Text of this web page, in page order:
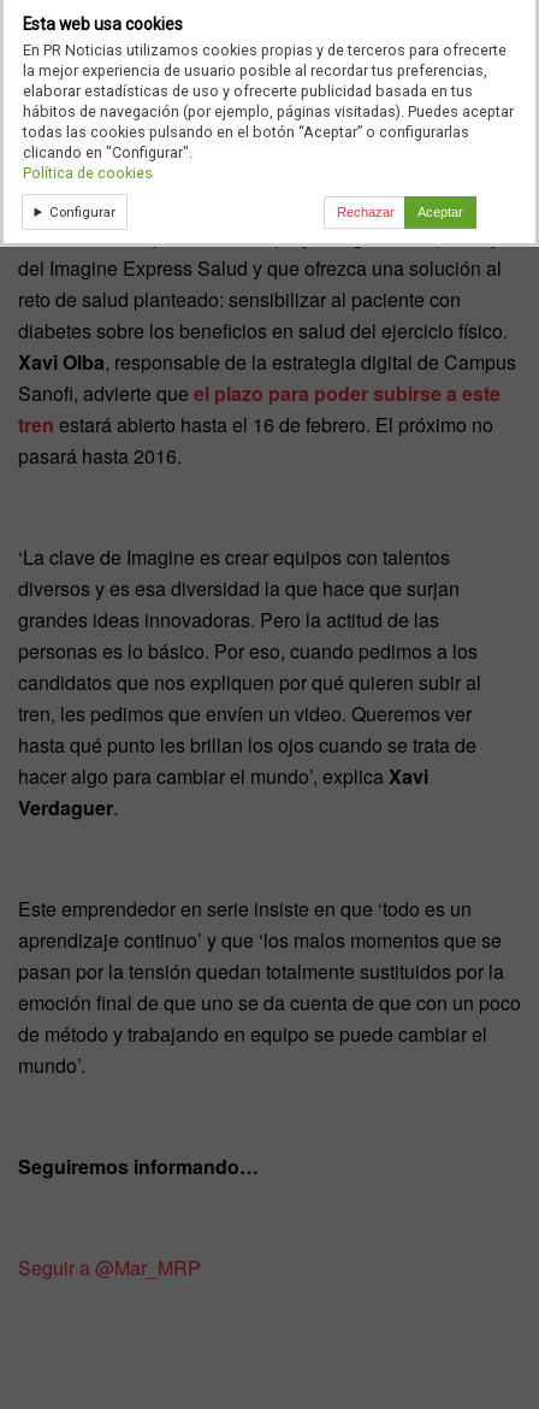
Londres
delante de un jurado. ‘Tiene que ver con salirse
literalmente de la zona de confort y vivir una aventura’,
asegura el fundador de esta competición.
Como ya ocurrió en la primera edición,
los compañeros de este viaje pluridisciplinar. La compañía
farmacéutica implementará el proyecto ganador que surja
del Imagine Express Salud y que ofrezca una solución al
reto de salud planteado: sensibilizar al paciente con
diabetes sobre los beneficios en salud del ejercicio físico.
Xavi Olba, responsable de la estrategia digital de Campus
Sanofi, advierte que el plazo para poder subirse a este
tren estará abierto hasta el 16 de febrero. El próximo no
pasará hasta 2016.
‘La clave de Imagine es crear equipos con talentos
diversos y es esa diversidad la que hace que surjan
grandes ideas innovadoras. Pero la actitud de las
personas es lo básico. Por eso, cuando pedimos a los
candidatos que nos expliquen por qué quieren subir al
tren, les pedimos que envíen un video. Queremos ver
hasta qué punto les brillan los ojos cuando se trata de
hacer algo para cambiar el mundo’, explicaXavi
Verdaguer.
Este emprendedor en serie insiste en que ‘todo es un
aprendizaje continuo’ y que ‘los malos momentos que se
pasan por la tensión quedan totalmente sustituidos por la
emoción final de que uno se da cuenta de que con un poco
de método y trabajando en equipo se puede cambiar el
mundo’.
Seguiremos informando…
Seguir a @Mar_MRP
Esta web usa cookies
En PR Noticias utilizamos cookies propias y de terceros para ofrecerte
la mejor experiencia de usuario posible al recordar tus preferencias,
elaborar estadísticas de uso y ofrecerte publicidad basada en tus
hábitos de navegación (por ejemplo, páginas visitadas). Puedes aceptar
todas las cookies pulsando en el botón “Aceptar” o configurarlas
clicando en "Configurar".
Política de cookies
Configurar Rechazar Aceptar